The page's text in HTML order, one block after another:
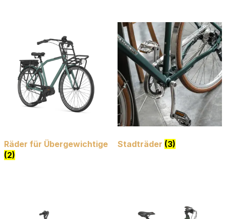
Räder für Übergewichtige
(2)
Stadträder (3)